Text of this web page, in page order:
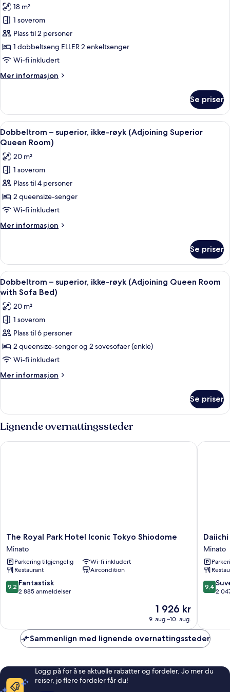
people)
seng,
ikke-
(for
3
people)
bildene
av
Rom,
ikke-
røyk
18 m²
1 soverom
Plass til 2 personer
1 dobbeltseng ELLER 2 enkeltsenger
Wi-fi inkludert
Mer informasjon
Mer
ikke-
røyk
Se priser
Åpne
alle
bildene
av
Dobbeltrom
–
superior,
ikke-
røyk
(Adjoining
Queen
Room)
Safe på rommet,
4
Dobbeltrom – superior, ikke-røyk (Adjoining Superior
Queen Room)
20 m²
1 soverom
Plass til 4 personer
2 queensize-senger
Wi-fi inkludert
Mer informasjon
Mer
–
superior,
ikke-
røyk
Superior
Queen
Room)
Se priser
Åpne
alle
bildene
av
Dobbeltrom
–
superior,
ikke-
røyk
(Adjoining
Room
with
Sofa
Bed)
Safe på rommet,
4
Dobbeltrom – superior, ikke-røyk (Adjoining Queen Room
with Sofa Bed)
20 m²
1 soverom
Plass til 6 personer
2 queensize-senger og 2 sovesofaer (enkle)
Wi-fi inkludert
Mer informasjon
Mer
–
ikke-
(Adjoining
Se priser
Lignende overnattingssteder
The
Royal
Park
Hotel
Iconic
Tokyo
Shiodome
The Royal Park Hotel Iconic Tokyo Shiodome
Minato
Parkering tilgjengelig
Wi-fi inkludert
Restaurant
Aircondition
9.2
av
anmeldelser
9,2 Fantastisk
2 885 anmeldelser
Prisen
er
1 926 kr
1 926 kr
9. aug.–10. aug.
The Royal Park Hotel Iconic Tokyo Shiodome
Daiichi
Hotel
Tokyo
Minato
Minato
9.4
av
9,4
2
Daiichi
Sammenlign med lignende overnattingssteder
Logg på for å se aktuelle rabatter og fordeler. Jo mer du
reiser, jo flere fordeler får du!